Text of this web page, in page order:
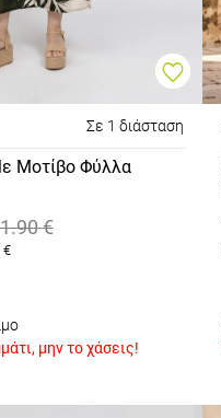
Σε 1 διάσταση
Μοτίβο Φύλλα
€
€
μην το χάσεις!